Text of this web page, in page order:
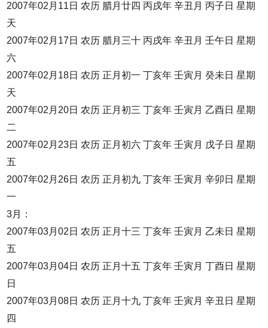
2007年02月11日 农历 腊月廿四 丙戌年 辛丑月 丙子日 星期
天
2007年02月17日 农历 腊月三十 丙戌年 辛丑月 壬午日 星期
六
2007年02月18日 农历 正月初一 丁亥年 壬寅月 癸未日 星期
天
2007年02月20日 农历 正月初三 丁亥年 壬寅月 乙酉日 星期
二
2007年02月23日 农历 正月初六 丁亥年 壬寅月 戊子日 星期
五
2007年02月26日 农历 正月初九 丁亥年 壬寅月 辛卯日 星期
一
3月：
2007年03月02日 农历 正月十三 丁亥年 壬寅月 乙未日 星期
五
2007年03月04日 农历 正月十五 丁亥年 壬寅月 丁酉日 星期
日
2007年03月08日 农历 正月十九 丁亥年 壬寅月 辛丑日 星期
四